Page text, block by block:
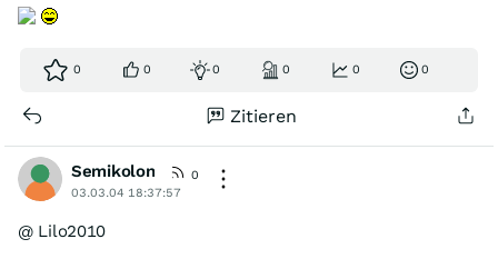
0 0 0 0 0 0
Zitieren
Semikolon
0
03.03.04 18:37:57
@ Lilo2010